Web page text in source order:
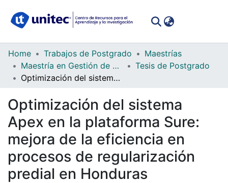
Communities
Collections
All of DSpace
Statistics
Home Trabajos de Postgrado
Maestrías
Maestría en Gestión de Tecnologías de la Información
Tesis de Postgrado
Optimización del sistema Apex en la plataforma Sure: mejora de la eficiencia en procesos de regularización predial en Honduras
Optimización del sistema
Apex en la plataforma Sure:
mejora de la eficiencia en
procesos de regularización
predial en Honduras